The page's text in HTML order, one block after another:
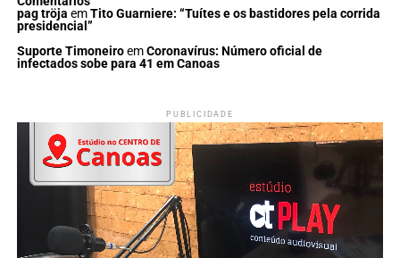
pag tröja emTito Guarniere: “Tuítes e os bastidores pela corrida
presidencial”
Suporte TimoneiroemCoronavírus: Número oficial de
infectados sobe para 41 em Canoas
PUBLICIDADE